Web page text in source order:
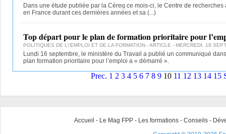
Dans une étude publiée par la Céreq ce mois-ci, le Centre de recherches
en France durant ces dernières années et sa (...)
Top départ pour le plan de formation prioritaire pour
POLITIQUES DE L\'EMPLOI ET DE LA FORMATION - ARTICLE - MERCREDI, 18
Lundi 16 septembre, le ministère du Travail a publié un communiqué
plan formation prioritaire pour l’emploi a « démarré ».
Prec. 1 2 3 4 5 6 7 8 9 10 11 12 13 14 15
Accueil - Le Mag FPP - Les formations - Conseils -